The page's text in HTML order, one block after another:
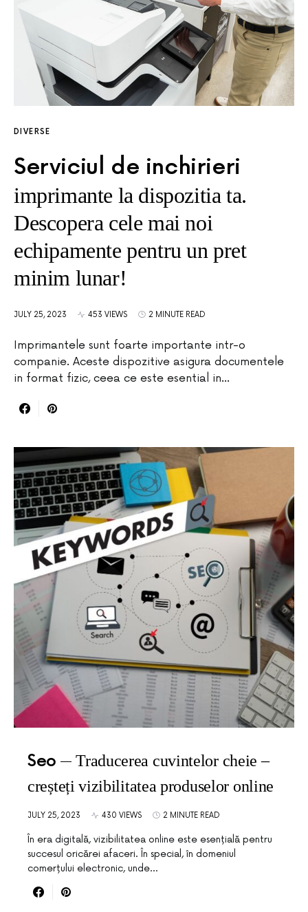
DIVERSE
Serviciul de inchirieri
imprimante la dispozitia ta.
Descopera cele mai noi
echipamente pentru un pret
minim lunar!
JULY 25, 2023 453 VIEWS 2 MINUTE READ
Imprimantele sunt foarte importante intr-o
companie. Aceste dispozitive asigura documentele
in format fizic, ceea ce este esential in…
Seo
Traducerea cuvintelor cheie –
creșteți vizibilitatea produselor online
JULY 25, 2023 430 VIEWS 2 MINUTE READ
În era digitală, vizibilitatea online este esențială pentru
succesul oricărei afaceri. În special, în domeniul
comerțului electronic, unde…